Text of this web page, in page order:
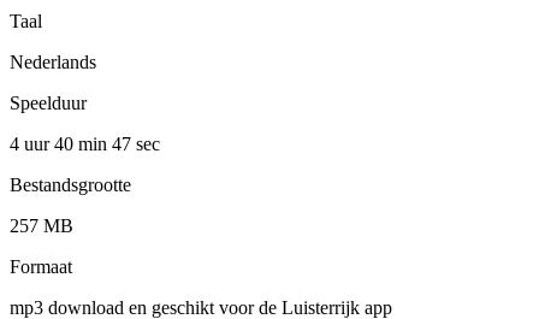
Taal
Nederlands
Speelduur
4 uur 40 min 47 sec
Bestandsgrootte
257 MB
Formaat
mp3 download en geschikt voor de Luisterrijk app